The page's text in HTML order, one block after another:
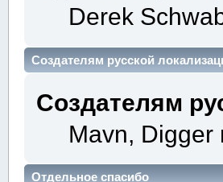
Derek
Создателям русской
Создателям
Mavn, Digger
Отдельное спасибо